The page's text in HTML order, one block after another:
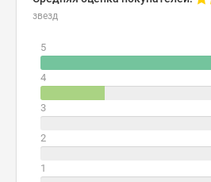
звезд
5
4
3
2
1